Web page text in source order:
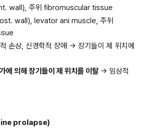
wall), 주위 fibromuscular tissue
wall), levator ani muscle, 주위
손상, 신경학적 장애 → 장기들이 제 위치에
에 의해 장기들이 제 위치를 이탈 → 임상적
prolapse)